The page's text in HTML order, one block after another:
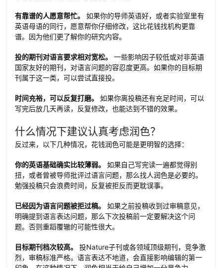
有靠谱的人愿意帮忙。
如果你的导师英语好，或者实验室里有
英语母语的同行，愿意帮你仔细修改，这比花钱找机构更靠
谱。因为他们更了解你的研究内容。
投的期刊对语言要求相对宽松。
一些影响因子较低或对非英语
国家友好的期刊，对语言问题的容忍度更高。如果你的目标期
刊属于这一类，可以尝试直接投。
时间充裕，可以反复打磨。
如果你离投稿还有充足时间，可以
写完后放几天再读，反复修改，也能达到不错的效果。
什么情况下建议认真考虑润色？
反过来，以下几种情况，花钱润色可能是更明智的选择：
你的英语基础确实比较薄弱。
如果自己写完读一遍都觉得别
扭，或者曾被导师批评过语言问题，那么找人润色是必要的。
勉强投稿只会浪费时间，反复被拒反而更耽误事。
已经因为语言问题被拒过稿。
如果之前投稿收到过审稿意见，
明确提到语言表达问题，那么下次投稿前一定要解决这个问
题。否则重蹈覆辙的可能性很大。
目标期刊档次较高。
投Nature子刊或各领域顶级期刊，竞争激
烈，审稿标准严格。语言表达不地道，会直接影响编辑的第一